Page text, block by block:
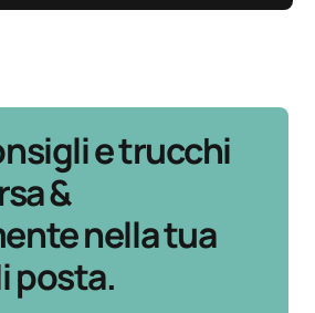
e trucchi
&
nella tua
posta.